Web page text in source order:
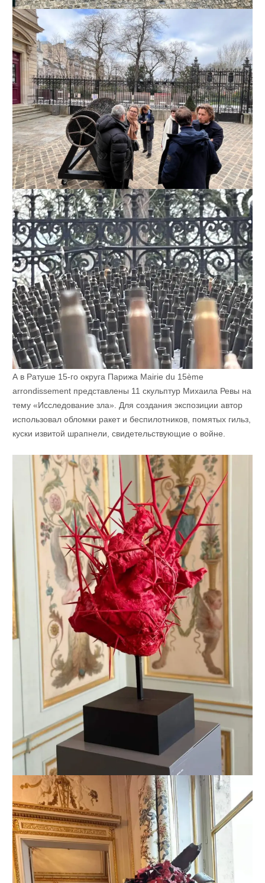
А в Ратуше 15-го округа Парижа Mairie du 15ème
arrondissement представлены 11 скульптур Михаила Ревы на
тему «Исследование зла». Для создания экспозиции автор
использовал обломки ракет и беспилотников, помятых гильз,
куски извитой шрапнели, свидетельствующие о войне.